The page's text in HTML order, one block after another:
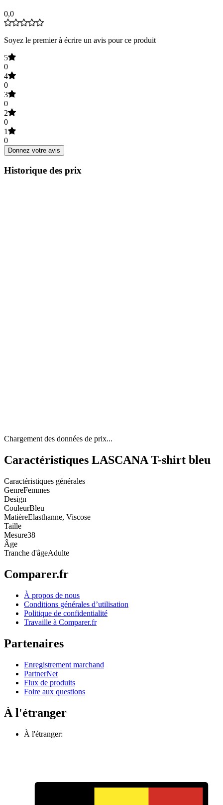
0,0
Soyez le premier à écrire un avis pour ce produit
5
0
4
0
3
0
2
0
1
0
Donnez votre avis
Historique des prix
Chargement des données de prix...
Caractéristiques LASCANA T-shirt bleu
Caractéristiques générales
GenreFemmes
Design
CouleurBleu
MatièreElasthanne, Viscose
Taille
Mesure38
Âge
Tranche d'âgeAdulte
Comparer.fr
À propos de nous
Conditions générales d’utilisation
Politique de confidentialité
Travaille à Comparer.fr
Partenaires
Enregistrement marchand
PartnerNet
Flux de produits
Foire aux questions
À l'étranger
À l'étranger: